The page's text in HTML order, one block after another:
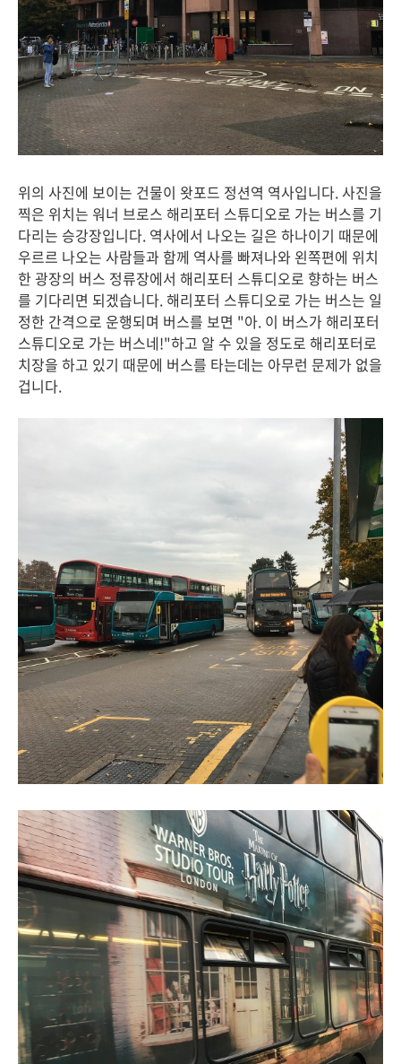
위의 사진에 보이는 건물이 왓포드 정션역 역사입니다. 사진을
찍은 위치는 워너 브로스 해리포터 스튜디오로 가는 버스를 기
다리는 승강장입니다. 역사에서 나오는 길은 하나이기 때문에
우르르 나오는 사람들과 함께 역사를 빠져나와 왼쪽편에 위치
한 광장의 버스 정류장에서 해리포터 스튜디오로 향하는 버스
를 기다리면 되겠습니다. 해리포터 스튜디오로 가는 버스는 일
정한 간격으로 운행되며 버스를 보면 "아. 이 버스가 해리포터
스튜디오로 가는 버스네!"하고 알 수 있을 정도로 해리포터로
치장을 하고 있기 때문에 버스를 타는데는 아무런 문제가 없을
겁니다.